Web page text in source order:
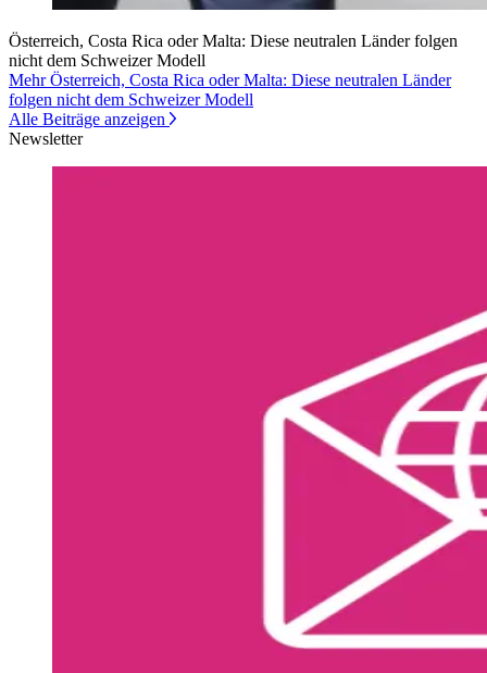
Österreich, Costa Rica oder Malta: Diese neutralen Länder folgen
nicht dem Schweizer Modell
Mehr Österreich, Costa Rica oder Malta: Diese neutralen Länder
folgen nicht dem Schweizer Modell
Alle Beiträge anzeigen
Newsletter